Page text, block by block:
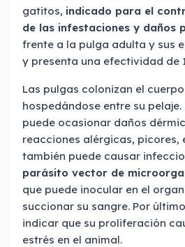
gatitos, indicado para el
de las infestaciones y daños
frente a la pulga adulta y sus
y presenta una efectividad de
Las pulgas colonizan el
hospedándose entre su pelaje.
puede ocasionar daños
reacciones alérgicas, picores,
también puede causar
parásito vector de
que puede inocular en el
succionar su sangre. Por
indicar que su proliferación
estrés en el animal.